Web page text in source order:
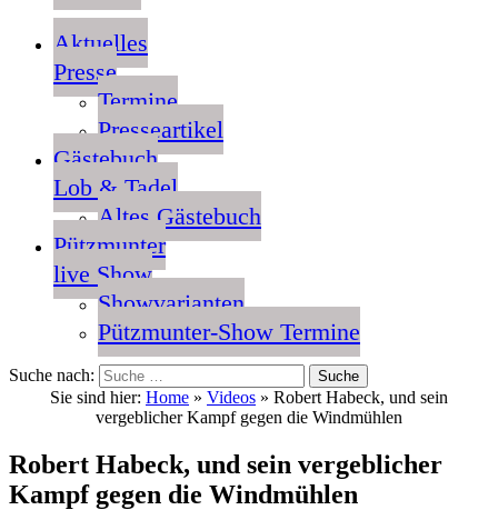
Aktuelles
Presse
Termine
Presseartikel
Gästebuch
Lob & Tadel
Altes Gästebuch
Pützmunter
live Show
Showvarianten
Pützmunter-Show Termine
Suche nach:
Sie sind hier: Home » Videos » Robert Habeck, und sein
vergeblicher Kampf gegen die Windmühlen
Robert Habeck, und sein vergeblicher
Kampf gegen die Windmühlen